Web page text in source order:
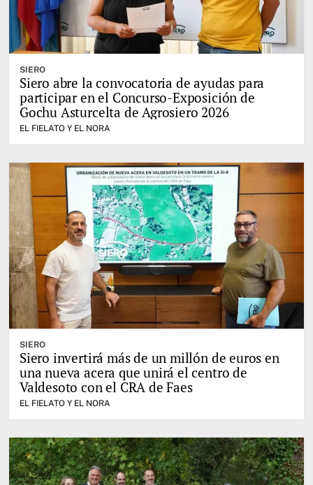
SIERO
Siero abre la convocatoria de ayudas para
participar en el Concurso-Exposición de
Gochu Asturcelta de Agrosiero 2026
EL FIELATO Y EL NORA
SIERO
Siero invertirá más de un millón de euros en
una nueva acera que unirá el centro de
Valdesoto con el CRA de Faes
EL FIELATO Y EL NORA